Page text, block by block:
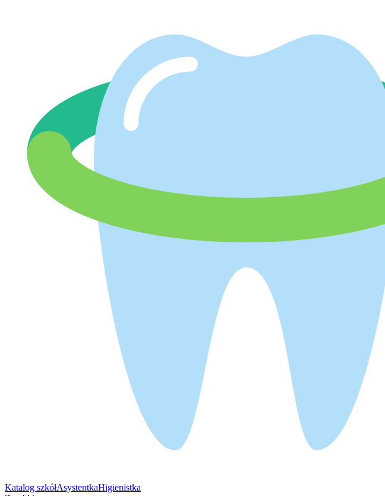
Katalog szkółAsystentkaHigienistka